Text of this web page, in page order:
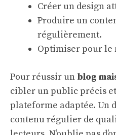
Créer un design
Produire un
régulièrement.
Optimiser pour
Pour réussir un blog
cibler un public précis
plateforme adaptée. Un
contenu régulier de